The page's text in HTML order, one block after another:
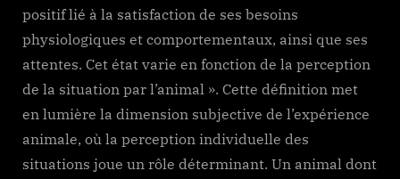
positif lié à la satisfaction de ses besoins
physiologiques et comportementaux, ainsi que ses
attentes. Cet état varie en fonction de la perception
de la situation par l’animal ». Cette définition met
en lumière la dimension subjective de l’expérience
animale, où la perception individuelle des
situations joue un rôle déterminant. Un animal dont